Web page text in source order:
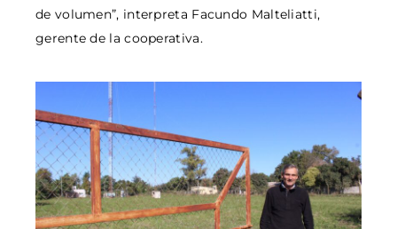
de volumen”, interpreta Facundo Malteliatti,
gerente de la cooperativa.